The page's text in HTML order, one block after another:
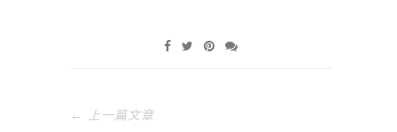
← 上一篇文章